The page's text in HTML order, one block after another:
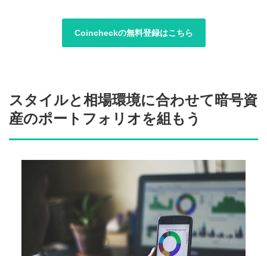
Coincheckの無料登録はこちら
スタイルと相場環境に合わせて暗号資
産のポートフォリオを組もう